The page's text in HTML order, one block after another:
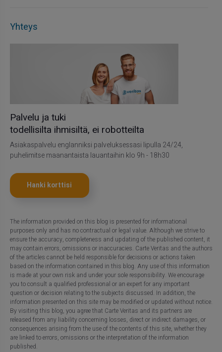
Yhteys
Palvelu ja tuki
todellisilta ihmisiltä, ei robotteilta
Asiakaspalvelu englanniksi palveluksessasi lipulla 24/24,
puhelimitse maanantaista lauantaihin klo 9h - 18h30
Hanki korttisi
The information provided on this blog is presented for informational
purposes only and has no contractual or legal value. Although we strive to
ensure the accuracy, completeness and updating of the published content, it
may contain errors, omissions or inaccuracies. Carte Veritas and the authors
of the articles cannot be held responsible for decisions or actions taken
based on the information contained in this blog. Any use of this information
is made at your own risk and under your sole responsibility. We encourage
you to consult a qualified professional or an expert for any important
question or decision relating to the subjects discussed. In addition, the
information presented on this site may be modified or updated without notice.
By visiting this blog, you agree that Carte Veritas and its partners are
released from any liability concerning losses, direct or indirect damages, or
consequences arising from the use of the contents of this site, whether they
are linked to errors, omissions or the interpretation of the information
published.